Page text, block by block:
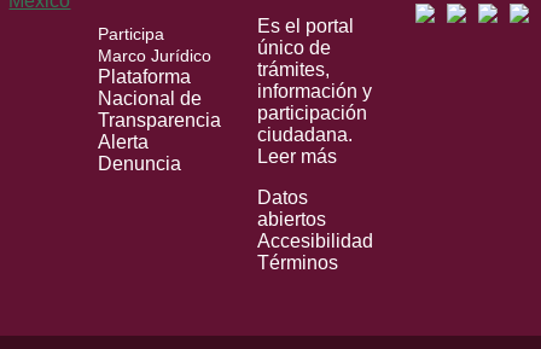
Participa
Marco Jurídico
Plataforma
Nacional de
Transparencia
Alerta
Denuncia
Es el portal
único de
trámites,
información y
participación
ciudadana.
Leer más
Datos
abiertos
Accesibilidad
Términos